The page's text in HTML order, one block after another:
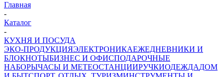
Главная
-
Каталог
-
КУХНЯ И ПОСУДА
ЭКО-ПРОДУКЦИЯЭЛЕКТРОНИКАЕЖЕДНЕВНИКИ И
БЛОКНОТЫБИЗНЕС И ОФИСПОДАРОЧНЫЕ
НАБОРЫЧАСЫ И МЕТЕОСТАНЦИИРУЧКИОДЕЖДАДОМ